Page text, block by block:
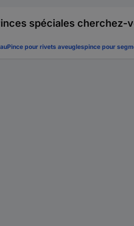
spéciales cherchez-
Pince pour rivets aveuglespince pour